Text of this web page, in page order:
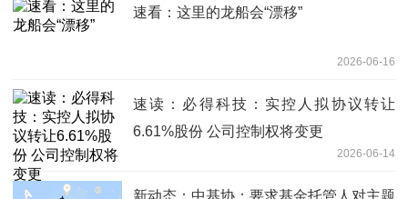
速看：这里的龙船会“漂移”
2026-06-16
速读：必得科技：实控人拟协议转让
6.61%股份 公司控制权将变更
2026-06-14
新动态：中基协：要求基金托管人对主题